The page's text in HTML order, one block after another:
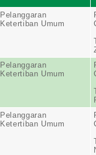
Pelanggaran
Ketertiban Umum
Pelanggaran
Ketertiban Umum
Pelanggaran
Ketertiban Umum